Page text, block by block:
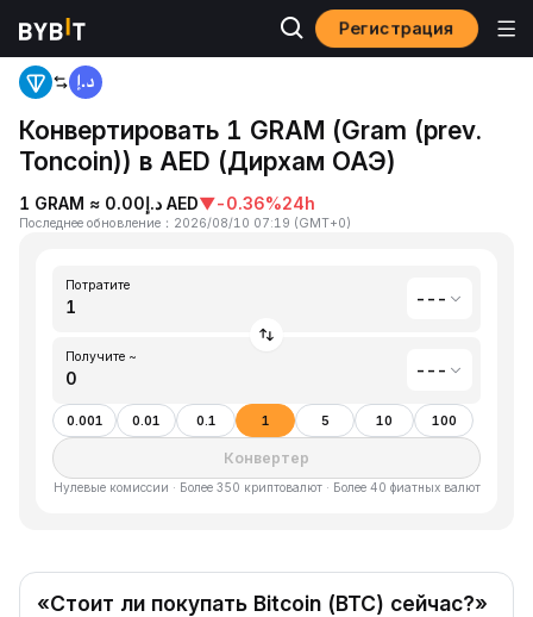
Регистрация
Главная Gram (prev. Toncoin)(GRAM) to Дирхам ОАЭ(AED)
Конвертировать 1 GRAM (Gram (prev.
Toncoin)) в AED (Дирхам ОАЭ)
1 GRAM ≈ د.إ0.00 AED▼-0.36%24h
Последнее обновление ： 2026/08/10 07:19 (GMT+0)
Потратите
---
Получите ~
---
0.001 0.01 0.1 1 5 10 100
Конвертер
Нулевые комиссии · Более 350 криптовалют · Более 40 фиатных валют
«Стоит ли покупать Bitcoin (BTC) сейчас?»